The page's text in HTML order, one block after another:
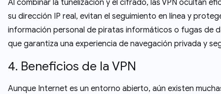
Al combinar la tunelización y el cifrado, las VPN ocultan
su dirección IP real, evitan el seguimiento en línea y
información personal de piratas informáticos o fugas de
que garantiza una experiencia de navegación privada y
4. Beneficios de la VPN
Aunque Internet es un entorno abierto, aún existen